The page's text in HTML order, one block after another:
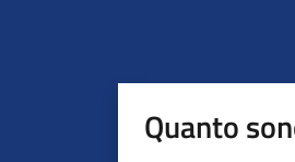
Quanto